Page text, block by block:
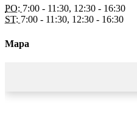
PO: 7:00 - 11:30, 12:30 - 16:30
ST: 7:00 - 11:30, 12:30 - 16:30
Mapa